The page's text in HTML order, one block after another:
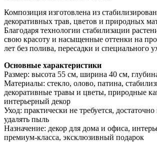
Композиция изготовлена из
декоративных трав, цветов и природных
Благодаря технологии стабилизации
свою красоту и насыщенные оттенки на
лет без полива, пересадки и специального
Основные характеристики
Размер: высота 55 см, ширина 40 см,
Материалы: стекло, олово, патина,
декоративные травы и цветы, природные
интерьерный декор
Уход: практически не требуется,
удалять пыль
Назначение: декор для дома и офиса,
премиум-класса, эксклюзивный подарок